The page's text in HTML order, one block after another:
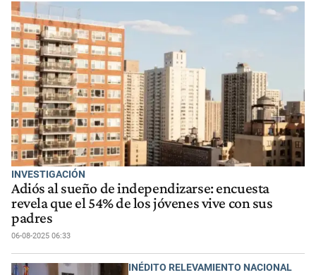
INVESTIGACIÓN
Adiós al sueño de independizarse: encuesta
revela que el 54% de los jóvenes vive con sus
padres
06-08-2025 06:33
INÉDITO RELEVAMIENTO NACIONAL